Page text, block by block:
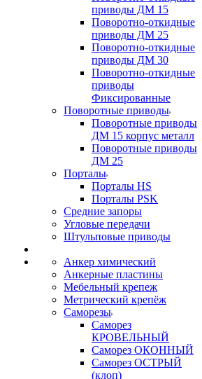
приводы ДМ 15
Поворотно-откидные
приводы ДМ 25
Поворотно-откидные
приводы ДМ 30
Поворотно-откидные
приводы
Фиксированные
Поворотные приводы
Поворотные приводы
ДМ 15 корпус металл
Поворотные приводы
ДМ 25
Порталы
Порталы HS
Порталы PSK
Средние запоры
Угловые передачи
Штульповые приводы
Анкер химический
Анкерные пластины
Мебельный крепеж
Метрический крепёж
Саморезы
Саморез
КРОВЕЛЬНЫЙ
Саморез ОКОННЫЙ
Саморез ОСТРЫЙ
(клоп)